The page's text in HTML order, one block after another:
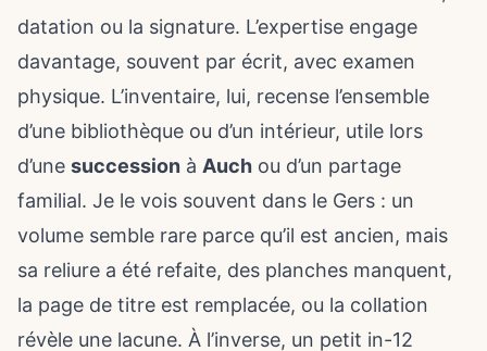
datation ou la signature. L’expertise engage
davantage, souvent par écrit, avec examen
physique. L’inventaire, lui, recense l’ensemble
d’une bibliothèque ou d’un intérieur, utile lors
d’une succession à Auch ou d’un partage
familial. Je le vois souvent dans le Gers : un
volume semble rare parce qu’il est ancien, mais
sa reliure a été refaite, des planches manquent,
la page de titre est remplacée, ou la collation
révèle une lacune. À l’inverse, un petit in-12